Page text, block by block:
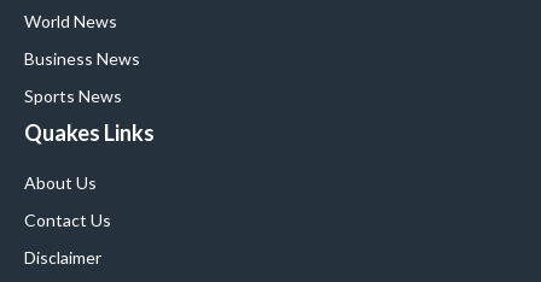
World News
Business News
Sports News
Quakes Links
About Us
Contact Us
Disclaimer